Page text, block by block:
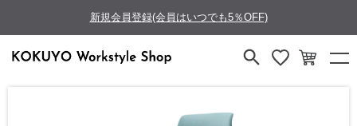
新規会員登録(会員はいつでも5％OFF)